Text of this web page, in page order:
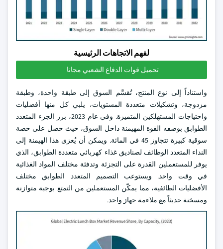
لفهم الاتجاهات الرئيسية
تحميل قوات الدفاع الشعبي مجانا
واستناداً إلى نوع المنتج، تُقسَّم السوق إلى طبقة واحدة، وطبقة
مزدوجة، وتشكيلات متعددة المستويات، يلبي كل منها أفضليات
واحتياجات المستهلكين المتميزة. وفي عام 2023، برز الجزء المتعدد
الطوابق بوصفه القوة المهيمنة داخل السوق، حيث حصل على حصة
سوقية كبيرة تتجاوز 45 في المائة. ويمكن أن يُعزى هذا الهيمنة إلى
النداء المتعدد الوظائف لصناديق غذاء كهربائي متعددة الطوابق، الذي
يوفر للمستعملين القدرة على التجزئة وتدفئة مختلف المواد الغذائية
في وقت واحد. ويستوعب التصميم المتعدد الطوابق مختلف
الأفضليات الطائفية، مما يمكّن المستعملين من التمتع بوجبة متوازنة
ومسخنة حديثاً مع ملاءمة جهاز واحد.